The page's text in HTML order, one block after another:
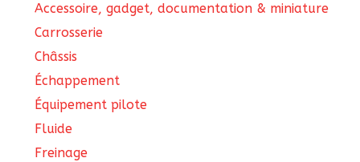
Accessoire, gadget, documentation & miniature
Carrosserie
Châssis
Échappement
Équipement pilote
Fluide
Freinage